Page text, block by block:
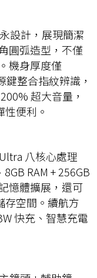
設計，展現簡潔
圓弧造型，不僅
機身厚度僅
整合指紋辨識，
超大音量，
便利。
八核心處理
RAM + 256GB
憶體擴展，還可
存空間。續航方
快充、智慧充電